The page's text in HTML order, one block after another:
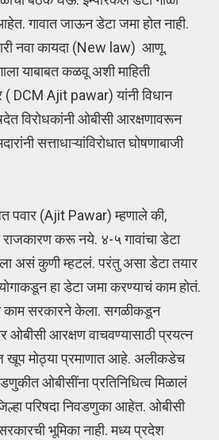
गावात जाऊन डेटा जमा होत नाही.
नवा कायदा (New law) आणू.
याबाबत कळवू अशी माहिती
DCM Ajit pawar) यांनी विधान
विरोधकांनी ओबीसी आरक्षणावरून
सत्ताधाऱ्यांविरोधात घोषणाबाजी
पवार (Ajit Pawar) म्हणाले की,
करू नये. ४-५ गावांचा डेटा
असं कुणी म्हटलं. परंतु असा डेटा तयार
हा डेटा जमा करण्याचं काम होतं.
काम सरकारने केला. सगळीकडून
ओबीसी आरक्षण वाचवण्यासाठी प्रयत्न
मोठ्या प्रमाणात आहे. अलीकडेच
ओबीसींना प्रतिनिधित्व मिळालं
परिषदा निवडणुका आहेत. ओबीसी
भूमिका नाही. मध्य प्रदेश